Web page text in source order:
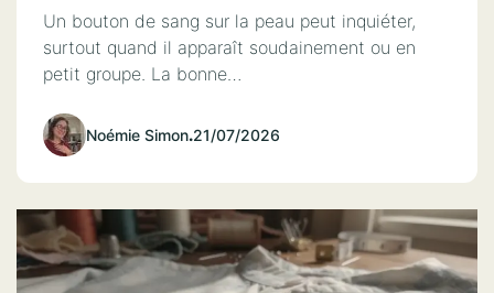
Un bouton de sang sur la peau peut inquiéter,
surtout quand il apparaît soudainement ou en
petit groupe. La bonne…
Noémie Simon.21/07/2026